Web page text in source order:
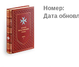
Номер:
Дата